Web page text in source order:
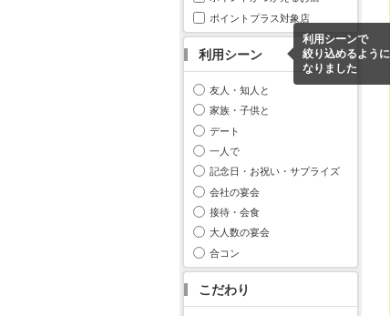
ポイントプラス対象店
利用シーン
利用シーンで
絞り込めるように
なりました
友人・知人と
家族・子供と
デート
一人で
記念日・お祝い・サプライズ
会社の宴会
接待・会食
大人数の宴会
合コン
こだわり